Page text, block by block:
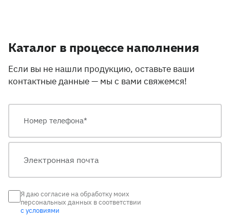
Каталог в процессе наполнения
Если вы не нашли продукцию, оставьте ваши
контактные данные — мы с вами свяжемся!
Я даю согласие на обработку моих
персональных данных в соответствии
с условиями